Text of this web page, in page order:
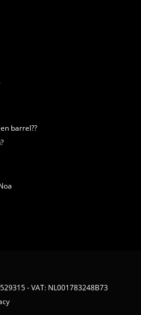
barrel??
- VAT: NL001783248B73